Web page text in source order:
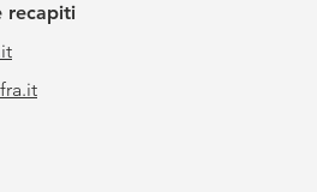
recapiti